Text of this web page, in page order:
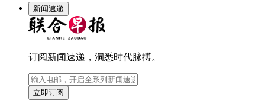
新闻速递
订阅新闻速递，洞悉时代脉搏。
立即订阅